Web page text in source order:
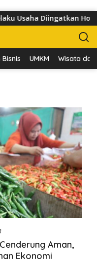
Usaha Diingatkan
UMKM Wisata dan
Aman,
Ekonomi